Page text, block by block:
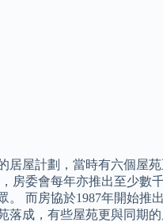
居屋計劃，當時有六個屋
房委會每年亦推出至少數
。 而房協於1987年開始推
落成，有些屋苑更與同期